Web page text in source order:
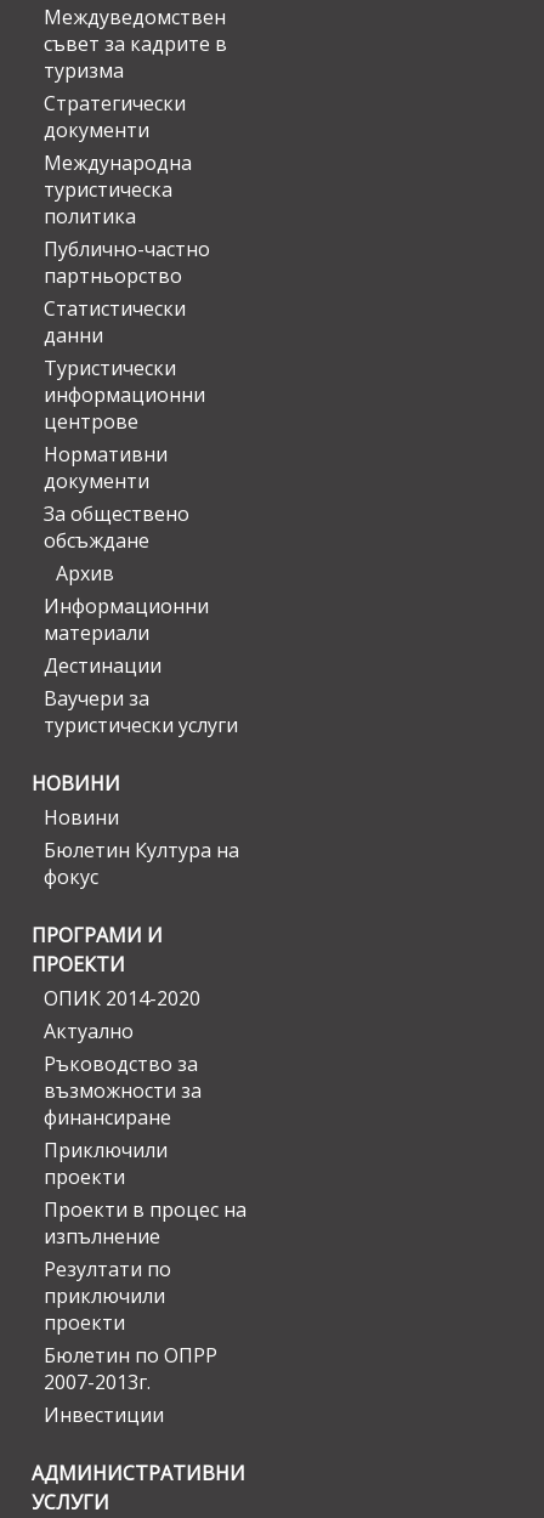
Междуведомствен
съвет за кадрите в
туризма
Стратегически
документи
Международна
туристическа
политика
Публично-частно
партньорство
Статистически
данни
Туристически
информационни
центрове
Нормативни
документи
За обществено
обсъждане
Архив
Информационни
материали
Дестинации
Ваучери за
туристически услуги
НОВИНИ
Новини
Бюлетин Култура на
фокус
ПРОГРАМИ И
ПРОЕКТИ
ОПИК 2014-2020
Актуално
Ръководство за
възможности за
финансиране
Приключили
проекти
Проекти в процес на
изпълнение
Резултати по
приключили
проекти
Бюлетин по ОПРР
2007-2013г.
Инвестиции
АДМИНИСТРАТИВНИ
УСЛУГИ